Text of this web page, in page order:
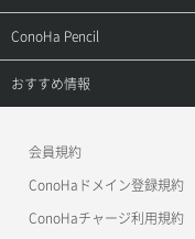
よくある質問
APIドキュメントVPS2.0
APIドキュメントVPS3.0
APIドキュメントVPS2.0
APIドキュメントVPS3.0
ご利用ガイド
サポートトップ
ご利用ガイド
ConoHa Pencil
サポートトップ
おすすめ情報
美雲このは徹底ガイド
会員規約
ConoHaドメイン登録規約
ConoHaチャージ利用規約